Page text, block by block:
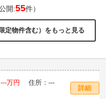
開:55件）
定物件含む）をもっと見る
‐‐‐万円
住所：‐‐‐
詳細